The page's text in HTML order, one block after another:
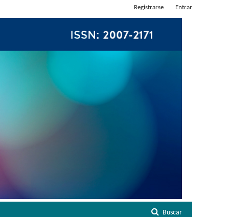
Buscar
Registrarse Entrar